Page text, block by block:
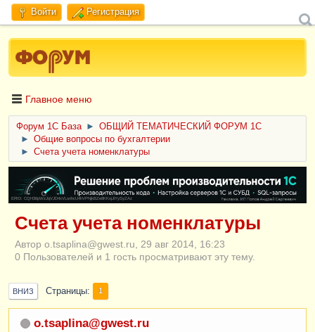
Войти Регистрация
Главное меню
Форум 1C База ►
ОБЩИЙ ТЕМАТИЧЕСКИЙ ФОРУМ 1С
►
Общие вопросы по бухгалтерии
►
Счета учета номенклатуры
ERID: CQH36pWzJqVJD4xVLsnhcU4hVPNjkBZe8KKxjJiYySyZAz
Счета учета номенклатуры
Автор o.tsaplina@gwest.ru, 29 авг 2014, 16:23
0 Пользователей и 1 гость просматривают эту тему.
ВНИЗ Страницы 1
o.tsaplina@gwest.ru